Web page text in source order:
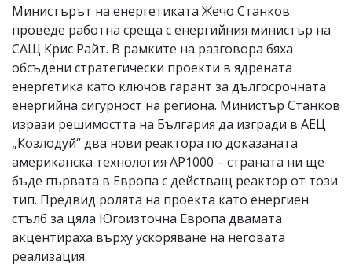
тях!
откриете
обиден
за
коментар,
моля
сигнализирайте
Министърът на енергетиката Жечо Станков
проведе работна среща с енергийния министър на
САЩ Крис Райт. В рамките на разговора бяха
обсъдени стратегически проекти в ядрената
енергетика като ключов гарант за дългосрочната
енергийна сигурност на региона. Министър Станков
изрази решимостта на България да изгради в АЕЦ
„Козлодуй“ два нови реактора по доказаната
американска технология AP1000 – страната ни ще
бъде първата в Европа с действащ реактор от този
тип. Предвид ролята на проекта като енергиен
стълб за цяла Югоизточна Европа двамата
акцентираха върху ускоряване на неговата
реализация.